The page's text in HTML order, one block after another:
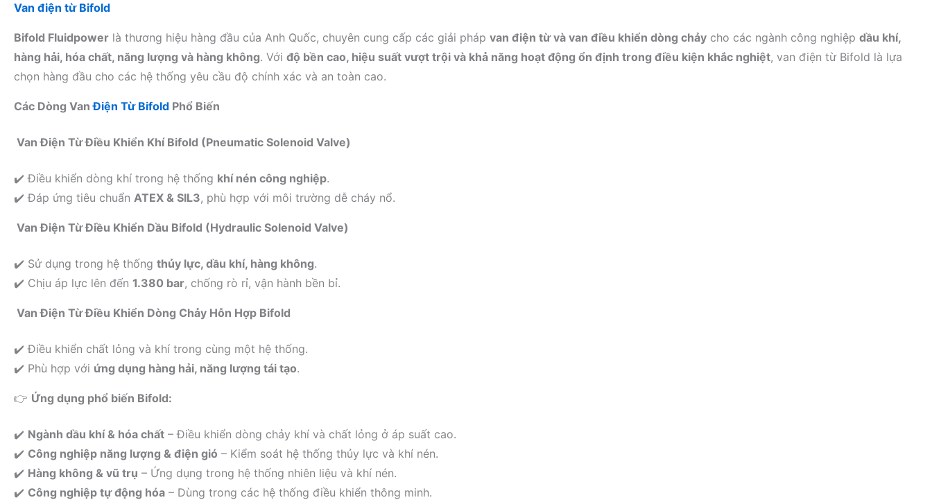
Van điện từ Bifold
Bifold Fluidpower là thương hiệu hàng đầu của Anh Quốc, chuyên cung cấp các giải pháp van điện từ và van điều khiển dòng chảy cho các ngành công nghiệp dầu khí,
hàng hải, hóa chất, năng lượng và hàng không. Với độ bền cao, hiệu suất vượt trội và khả năng hoạt động ổn định trong điều kiện khắc nghiệt, van điện từ Bifold là lựa
chọn hàng đầu cho các hệ thống yêu cầu độ chính xác và an toàn cao.
Các Dòng VanĐiện Từ Bifold Phổ Biến
Van Điện Từ Điều Khiển Khí Bifold (Pneumatic Solenoid Valve)
✔️ Điều khiển dòng khí trong hệ thống khí nén công nghiệp.
✔️ Đáp ứng tiêu chuẩn ATEX & SIL3, phù hợp với môi trường dễ cháy nổ.
Van Điện Từ Điều Khiển Dầu Bifold (Hydraulic Solenoid Valve)
✔️ Sử dụng trong hệ thống thủy lực, dầu khí, hàng không.
✔️ Chịu áp lực lên đến 1.380 bar, chống rò rỉ, vận hành bền bỉ.
Van Điện Từ Điều Khiển Dòng Chảy Hỗn Hợp Bifold
✔️ Điều khiển chất lỏng và khí trong cùng một hệ thống.
✔️ Phù hợp với ứng dụng hàng hải, năng lượng tái tạo.
👉 Ứng dụng phổ biến Bifold:
✔️ Ngành dầu khí & hóa chất – Điều khiển dòng chảy khí và chất lỏng ở áp suất cao.
✔️ Công nghiệp năng lượng & điện gió – Kiểm soát hệ thống thủy lực và khí nén.
✔️ Hàng không & vũ trụ – Ứng dụng trong hệ thống nhiên liệu và khí nén.
✔️ Công nghiệp tự động hóa – Dùng trong các hệ thống điều khiển thông minh.